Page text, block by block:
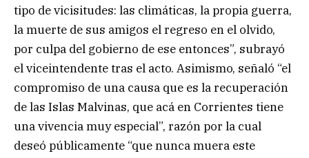
tipo de vicisitudes: las climáticas, la propia guerra,
la muerte de sus amigos el regreso en el olvido,
por culpa del gobierno de ese entonces”, subrayó
el viceintendente tras el acto. Asimismo, señaló “el
compromiso de una causa que es la recuperación
de las Islas Malvinas, que acá en Corrientes tiene
una vivencia muy especial”, razón por la cual
deseó públicamente “que nunca muera este